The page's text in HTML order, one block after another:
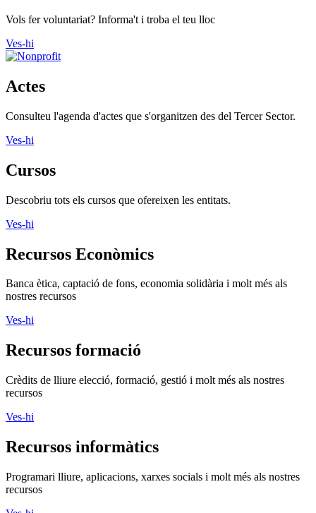
Vols fer voluntariat? Informa't i troba el teu lloc
Ves-hi
Actes
Consulteu l'agenda d'actes que s'organitzen des del Tercer Sector.
Ves-hi
Cursos
Descobriu tots els cursos que ofereixen les entitats.
Ves-hi
Recursos Econòmics
Banca ètica, captació de fons, economia solidària i molt més als
nostres recursos
Ves-hi
Recursos formació
Crèdits de lliure elecció, formació, gestió i molt més als nostres
recursos
Ves-hi
Recursos informàtics
Programari lliure, aplicacions, xarxes socials i molt més als nostres
recursos